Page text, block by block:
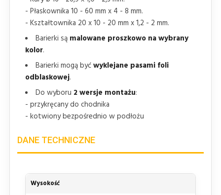
- Płaskownika 10 - 60 mm x 4 - 8 mm.
- Kształtownika 20 x 10 - 20 mm x 1,2 - 2 mm.
Barierki są malowane proszkowo na wybrany
kolor.
Barierki mogą byćwyklejane pasami foli
odblaskowej.
Do wyboru 2 wersje montażu:
- przykręcany do chodnika
- kotwiony bezpośrednio w podłożu
DANE TECHNICZNE
Wysokość